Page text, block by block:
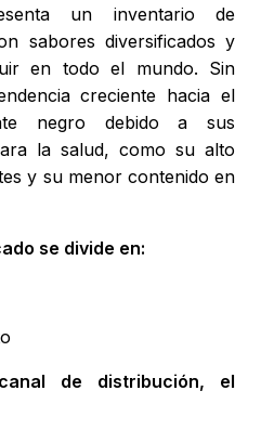
un inventario de
sabores diversificados y
en todo el mundo. Sin
creciente hacia el
negro debido a sus
la salud, como su alto
y su menor contenido en
se divide en:
de distribución, el